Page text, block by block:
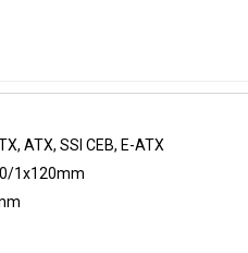
ATX, SSI CEB, E-ATX
1x120mm